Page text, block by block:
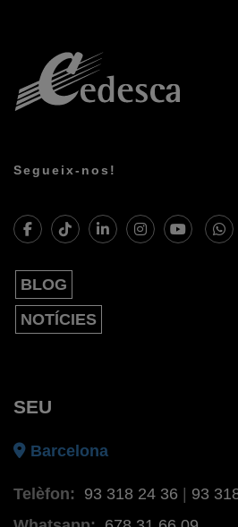
Segueix-nos!
BLOG
NOTÍCIES
SEU
Barcelona
Telèfon: 93 318 24 36
93